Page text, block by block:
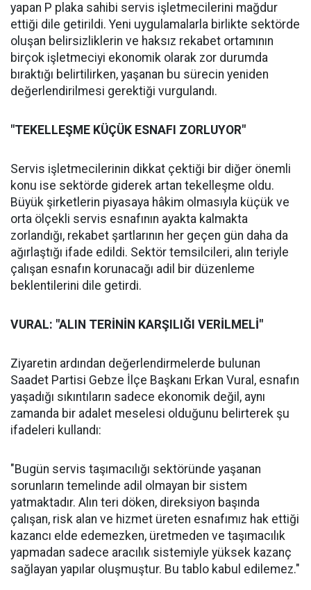
yapan P plaka sahibi servis işletmecilerini mağdur
ettiği dile getirildi. Yeni uygulamalarla birlikte sektörde
oluşan belirsizliklerin ve haksız rekabet ortamının
birçok işletmeciyi ekonomik olarak zor durumda
bıraktığı belirtilirken, yaşanan bu sürecin yeniden
değerlendirilmesi gerektiği vurgulandı.
"TEKELLEŞME KÜÇÜK ESNAFI ZORLUYOR"
Servis işletmecilerinin dikkat çektiği bir diğer önemli
konu ise sektörde giderek artan tekelleşme oldu.
Büyük şirketlerin piyasaya hâkim olmasıyla küçük ve
orta ölçekli servis esnafının ayakta kalmakta
zorlandığı, rekabet şartlarının her geçen gün daha da
ağırlaştığı ifade edildi. Sektör temsilcileri, alın teriyle
çalışan esnafın korunacağı adil bir düzenleme
beklentilerini dile getirdi.
VURAL: "ALIN TERİNİN KARŞILIĞI VERİLMELİ"
Ziyaretin ardından değerlendirmelerde bulunan
Saadet Partisi Gebze İlçe Başkanı Erkan Vural, esnafın
yaşadığı sıkıntıların sadece ekonomik değil, aynı
zamanda bir adalet meselesi olduğunu belirterek şu
ifadeleri kullandı:
"Bugün servis taşımacılığı sektöründe yaşanan
sorunların temelinde adil olmayan bir sistem
yatmaktadır. Alın teri döken, direksiyon başında
çalışan, risk alan ve hizmet üreten esnafımız hak ettiği
kazancı elde edemezken, üretmeden ve taşımacılık
yapmadan sadece aracılık sistemiyle yüksek kazanç
sağlayan yapılar oluşmuştur. Bu tablo kabul edilemez."